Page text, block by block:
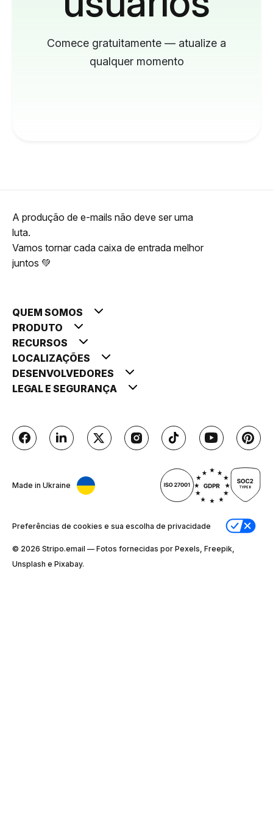
Comece gratuitamente — atualize a
qualquer momento
A produção de e-mails não deve ser uma
luta.
Vamos tornar cada caixa de entrada melhor
juntos 💚
QUEM SOMOS
PRODUTO
RECURSOS
LOCALIZAÇÕES
DESENVOLVEDORES
LEGAL E SEGURANÇA
Made in Ukraine
Preferências de cookies e sua escolha de privacidade
© 2026 Stripо.email — Fotos fornecidas por Pexels, Freepik,
Unsplash e Pixabay.